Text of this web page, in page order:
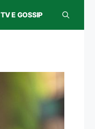
TV E GOSSIP